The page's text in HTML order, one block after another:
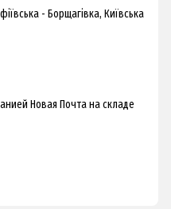
- Борщагівка, Київська
Новая Почта на складе